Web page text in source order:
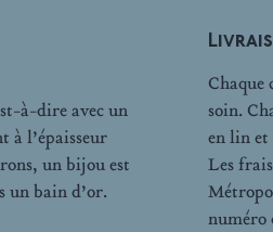
à-dire avec un
à l’épaisseur
un bijou est
un bain d’or.
Chaque
soin.
en lin et
Les
numéro